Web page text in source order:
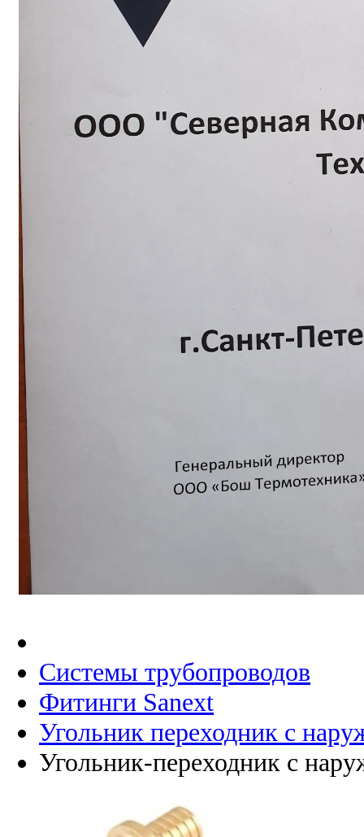
Системы трубопроводов
Фитинги Sanext
Угольник переходник с
Угольник-переходник с